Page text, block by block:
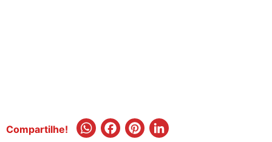
Compartilhe! WhatsApp
Facebook
Pinterest